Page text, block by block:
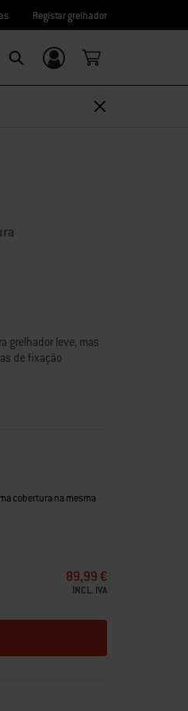
Registar grelhador
Login/Registo
grelhador leve, mas
de fixação
cobertura na mesma
89,99 €
INCL. IVA